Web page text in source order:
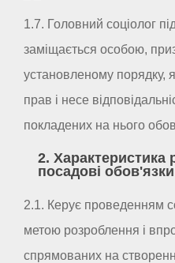
1.7. Головний соціолог
заміщається особою,
установленому порядку,
прав і несе
покладених на нього
2. Характеристика
посадові обов'язки
2.1. Керує проведенням
метою розроблення і
спрямованих на